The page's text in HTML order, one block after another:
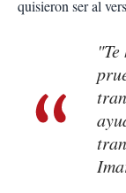
quisieron ser al